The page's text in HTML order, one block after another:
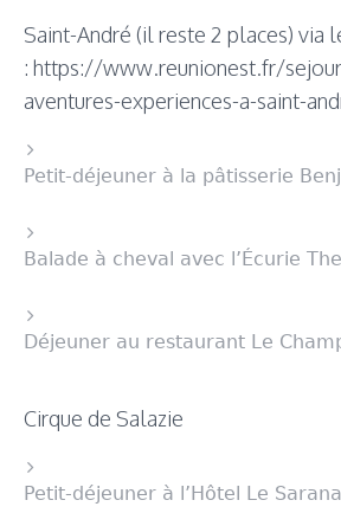
Saint-André (il reste 2 places) via
: https://www.reunionest.fr/
aventures-experiences-a-saint-
Petit-déjeuner à la pâtisserie
Balade à cheval avec l’Écurie
Déjeuner au restaurant Le
Cirque de Salazie
Petit-déjeuner à l’Hôtel Le